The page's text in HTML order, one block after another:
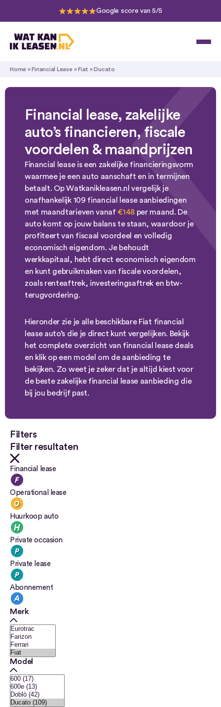
Google score van 5/5
Home »Financial Lease »Fiat »Ducato
Financial lease, zakelijke
auto’s financieren, fiscale
voordelen & maandprijzen
Financial lease is een zakelijke financieringsvorm
waarmee je een auto aanschaft en in termijnen
betaalt. Op Watkanikleasen.nl vergelijk je
onafhankelijk 109 financial lease aanbiedingen
met maandtarieven vanaf €148 per maand. De
auto komt op jouw balans te staan, waardoor je
profiteert van fiscaal voordeel en volledig
economisch eigendom. Je behoudt
werkkapitaal, hebt direct economisch eigendom
en kunt gebruikmaken van fiscale voordelen,
zoals renteaftrek, investeringsaftrek en btw-
terugvordering.
Hieronder zie je alle beschikbare Fiat financial
lease auto’s die je direct kunt vergelijken. Bekijk
het complete overzicht van financial lease deals
en klik op een model om de aanbieding te
bekijken. Zo weet je zeker dat je altijd kiest voor
de beste zakelijke financial lease aanbieding die
bij jou bedrijf past.
Filters
Filter resultaten
Financial lease
Operational lease
Huurkoop auto
Private occasion
Private lease
Abonnement
Merk
Model